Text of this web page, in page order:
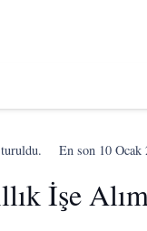
En son 10 Ocak
İşe